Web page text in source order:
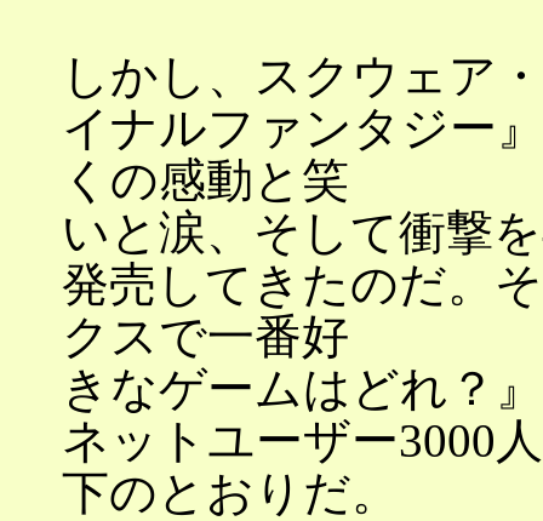
しかし、スクウェア
イナルファンタジー
くの感動と笑
いと涙、そして衝撃
発売してきたのだ。
クスで一番好
きなゲームはどれ？
ネットユーザー3000
下のとおりだ。